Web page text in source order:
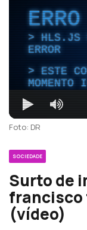
HLS.JS
ERROR
ESTE
MOMENTO
Foto: DR
SOCIEDADE
Surto de
francisco
(vídeo)